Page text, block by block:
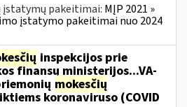
įstatymų pakeitimai: MĮP 2021 »
įstatymo pakeitimai nuo 2024
inspekcijos prie
finansų ministerijos...VA-
mokesčių
koronaviruso (COVID